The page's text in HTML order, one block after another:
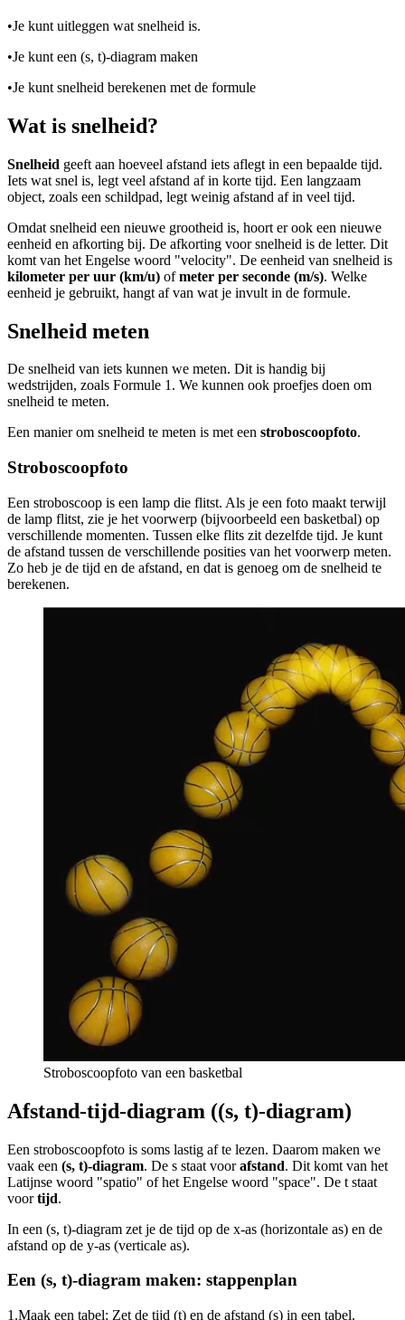
•Je kunt uitleggen wat snelheid is.
•Je kunt een (s, t)-diagram maken
•Je kunt snelheid berekenen met de formule
Wat is snelheid?
Snelheid geeft aan hoeveel afstand iets aflegt in een bepaalde tijd.
Iets wat snel is, legt veel afstand af in korte tijd. Een langzaam
object, zoals een schildpad, legt weinig afstand af in veel tijd.
Omdat snelheid een nieuwe grootheid is, hoort er ook een nieuwe
eenheid en afkorting bij. De afkorting voor snelheid is de letter. Dit
komt van het Engelse woord "velocity". De eenheid van snelheid is
kilometer per uur (km/u) ofmeter per seconde (m/s). Welke
eenheid je gebruikt, hangt af van wat je invult in de formule.
Snelheid meten
De snelheid van iets kunnen we meten. Dit is handig bij
wedstrijden, zoals Formule 1. We kunnen ook proefjes doen om
snelheid te meten.
Een manier om snelheid te meten is met een stroboscoopfoto.
Stroboscoopfoto
Een stroboscoop is een lamp die flitst. Als je een foto maakt terwijl
de lamp flitst, zie je het voorwerp (bijvoorbeeld een basketbal) op
verschillende momenten. Tussen elke flits zit dezelfde tijd. Je kunt
de afstand tussen de verschillende posities van het voorwerp meten.
Zo heb je de tijd en de afstand, en dat is genoeg om de snelheid te
berekenen.
Stroboscoopfoto van een basketbal
Afstand-tijd-diagram ((s, t)-diagram)
Een stroboscoopfoto is soms lastig af te lezen. Daarom maken we
vaak een (s, t)-diagram. De s staat voorafstand. Dit komt van het
Latijnse woord "spatio" of het Engelse woord "space". De t staat
voortijd.
In een (s, t)-diagram zet je de tijd op de x-as (horizontale as) en de
afstand op de y-as (verticale as).
Een (s, t)-diagram maken: stappenplan
1.Maak een tabel: Zet de tijd (t) en de afstand (s) in een tabel.